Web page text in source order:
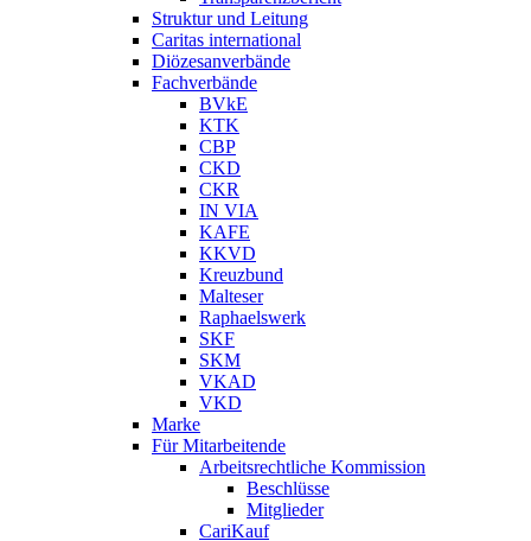
Struktur und Leitung
Caritas international
Diözesanverbände
Fachverbände
BVkE
KTK
CBP
CKD
CKR
IN VIA
KAFE
KKVD
Kreuzbund
Malteser
Raphaelswerk
SKF
SKM
VKAD
VKD
Marke
Für Mitarbeitende
Arbeitsrechtliche Kommission
Beschlüsse
Mitglieder
CariKauf